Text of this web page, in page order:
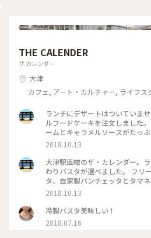
多賀さん #滋賀 #滋賀の魅力を伝え隊 #ご利益めぐり
THE CALENDER
ザ カレンダー
大津
カフェ, アート・カルチャー, ライフス
ランチにデザートはついていま
ルフードケーキを注文しました
ームとキャラメルソースがたっ
がありました
2018.10.13
大津駅直結のザ・カレンダー。
わりパスタが選べました。 フリ
タ、自家製パンチェッタとタマ
ものフリット添え。生パスタの
リュームで、お店も満員です
2018.10.13
冷製パスタ美味しい！
2018.07.16